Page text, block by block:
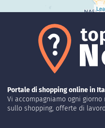
Portale di shopping online in
Vi accompagniamo ogni
sullo shopping, offerte di